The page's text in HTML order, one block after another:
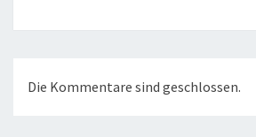
Die Kommentare sind geschlossen.